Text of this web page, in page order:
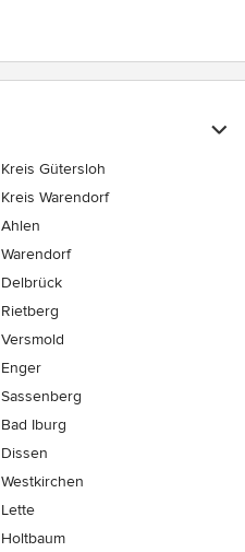
Kreis Gütersloh
Kreis Warendorf
Ahlen
Warendorf
Delbrück
Rietberg
Versmold
Enger
Sassenberg
Bad Iburg
Dissen
Westkirchen
Lette
Holtbaum